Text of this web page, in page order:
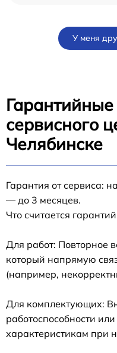
У меня
Гарантийные
сервисного
Челябинске
Гарантия от сервиса:
— до 3 месяцев.
Что считается
Для работ: Повторное
который напрямую
(например,
Для комплектующих:
работоспособности
характеристикам при